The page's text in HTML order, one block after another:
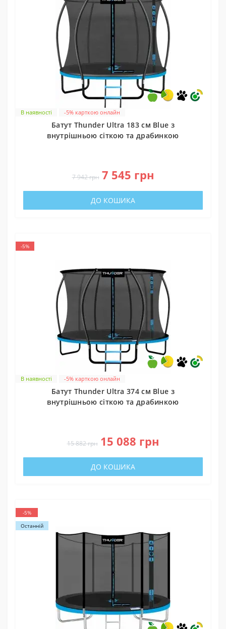
В наявності -5% карткою онлайн
Батут Thunder Ultra 183 см Blue з
внутрішньою сіткою та драбинкою
7 942 грн 7 545 грн
ДО КОШИКА
-5%
В наявності -5% карткою онлайн
Батут Thunder Ultra 374 см Blue з
внутрішньою сіткою та драбинкою
15 882 грн 15 088 грн
ДО КОШИКА
-5%
Останній